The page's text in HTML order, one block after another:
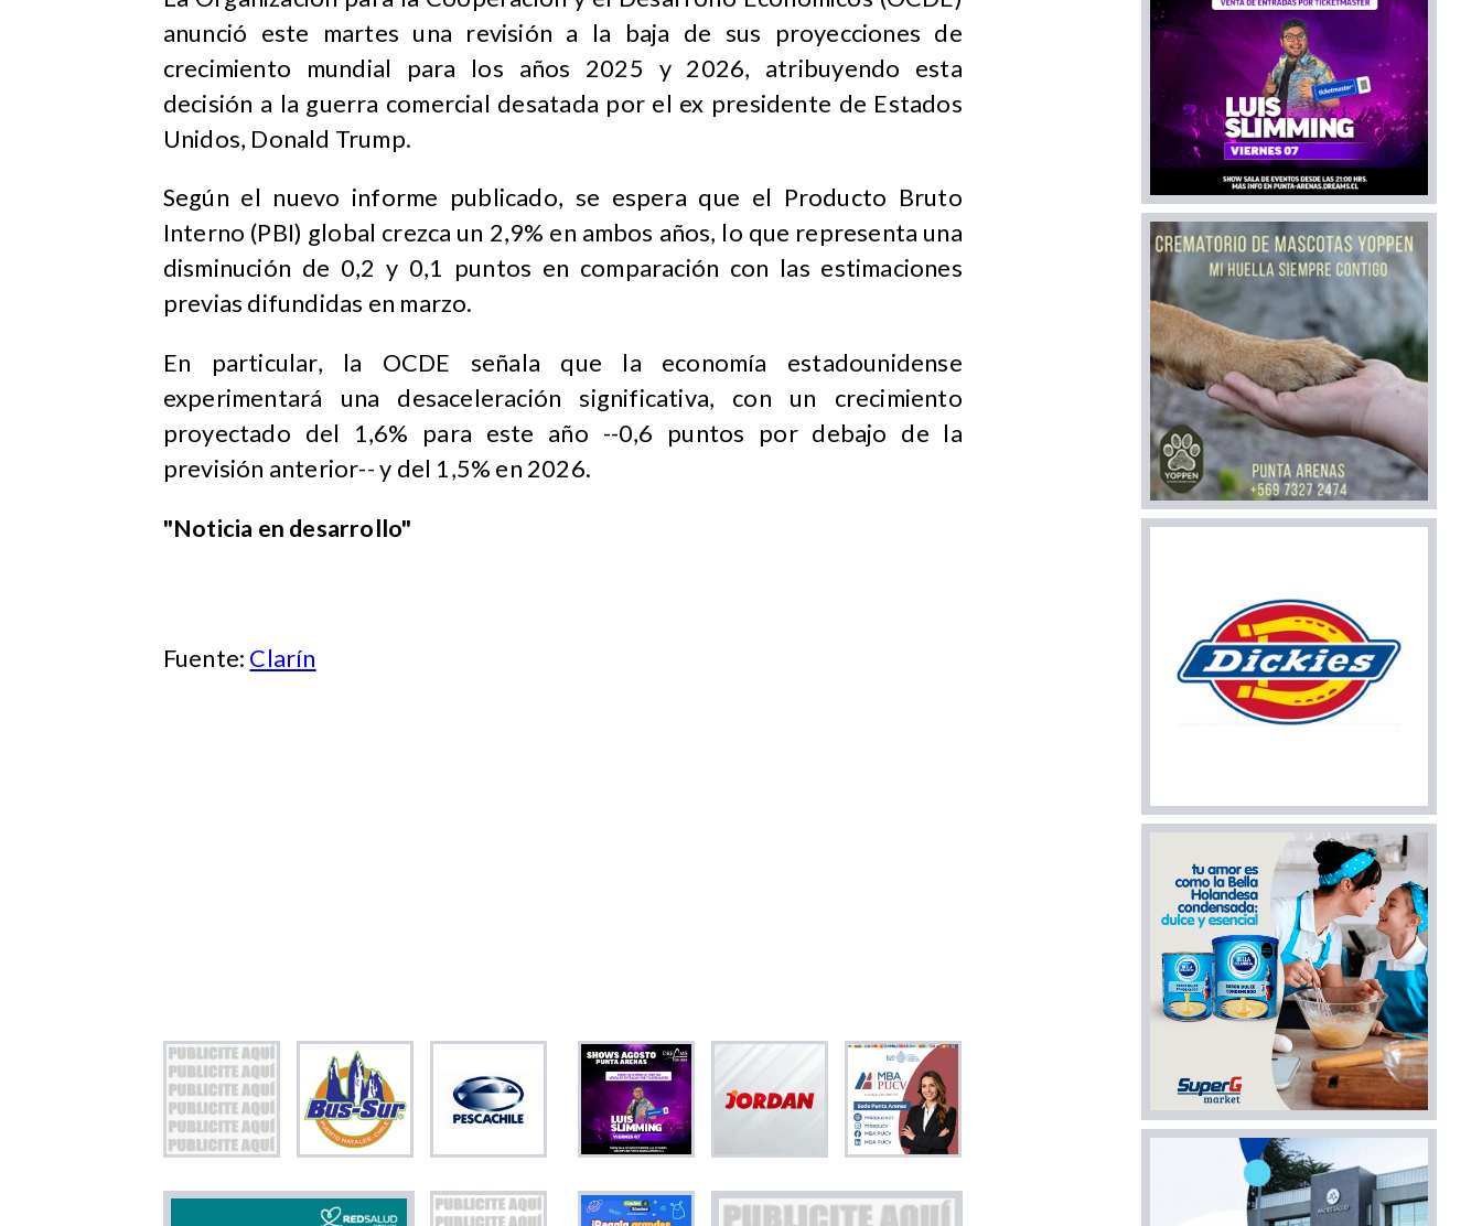
anunció este martes una revisión a la baja de sus proyecciones de
crecimiento mundial para los años 2025 y 2026, atribuyendo esta
decisión a la guerra comercial desatada por el ex presidente de Estados
Unidos, Donald Trump.
Según el nuevo informe publicado, se espera que el Producto Bruto
Interno (PBI) global crezca un 2,9% en ambos años, lo que representa una
disminución de 0,2 y 0,1 puntos en comparación con las estimaciones
previas difundidas en marzo.
En particular, la OCDE señala que la economía estadounidense
experimentará una desaceleración significativa, con un crecimiento
proyectado del 1,6% para este año --0,6 puntos por debajo de la
previsión anterior-- y del 1,5% en 2026.
"Noticia en desarrollo"
Fuente: Clarín